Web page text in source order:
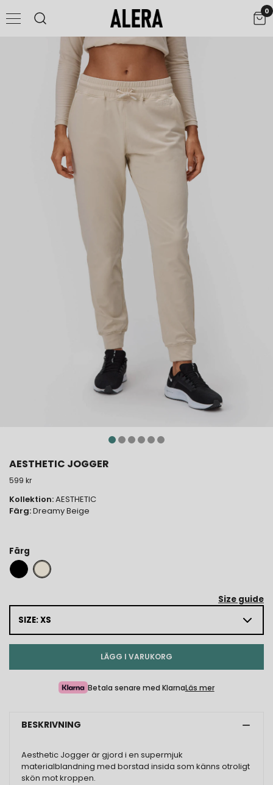
0
UPPTÄCK FLX.UP® CONTOUR
Shaping Revolutionized
AESTHETIC JOGGER
599 kr
Kollektion:AESTHETIC
Färg:Dreamy Beige
Färg
Size guide
SIZE: XS
LÄGG I VARUKORG
Betala senare med KlarnaLäs mer
BESKRIVNING
Aesthetic Jogger är gjord i en supermjuk
materialblandning med borstad insida som känns otroligt
skön mot kroppen.